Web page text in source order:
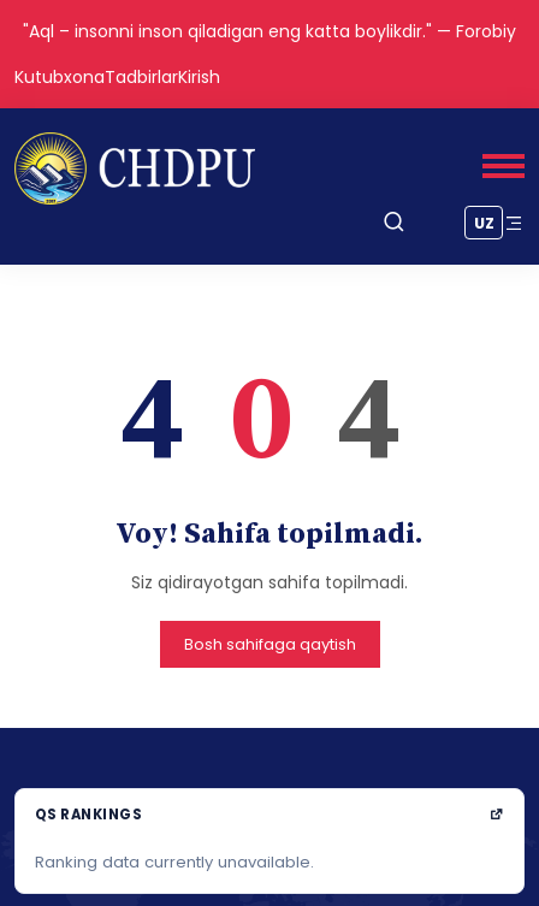
"Aql – insonni inson qiladigan eng katta boylikdir." — Forobiy
KutubxonaTadbirlarKirish
UZ
4 0 4
Voy! Sahifa topilmadi.
Siz qidirayotgan sahifa topilmadi.
Bosh sahifaga qaytish
QS RANKINGS
Ranking data currently unavailable.